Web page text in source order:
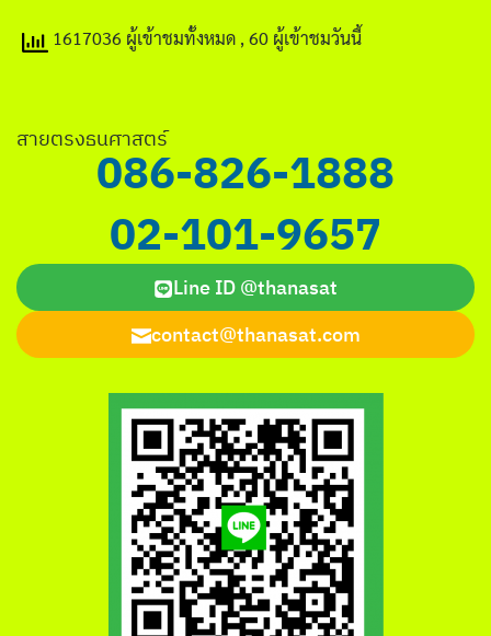
1617036 ผู้เข้าชมทั้งหมด , 60 ผู้เข้าชมวันนี้
สายตรงธนศาสตร์
086-826-1888
02-101-9657
Line ID @thanasat
contact@thanasat.com